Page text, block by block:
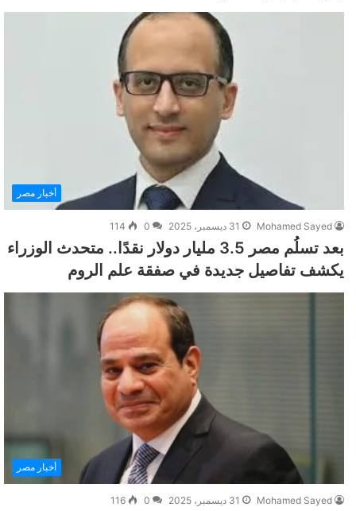
أخبار مصر
Mohamed Sayed 31 ديسمبر، 2025 0
114
بعد تسلُم مصر 3.5 مليار دولار نقدًا.. متحدث الوزراء
يكشف تفاصيل جديدة في صفقة علم الروم
أخبار مصر
Mohamed Sayed 31 ديسمبر، 2025 0
116